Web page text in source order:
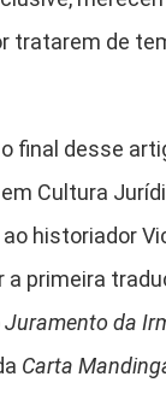
tratarem de
final desse
Cultura
ao historiador
a primeira
Juramento da
Carta